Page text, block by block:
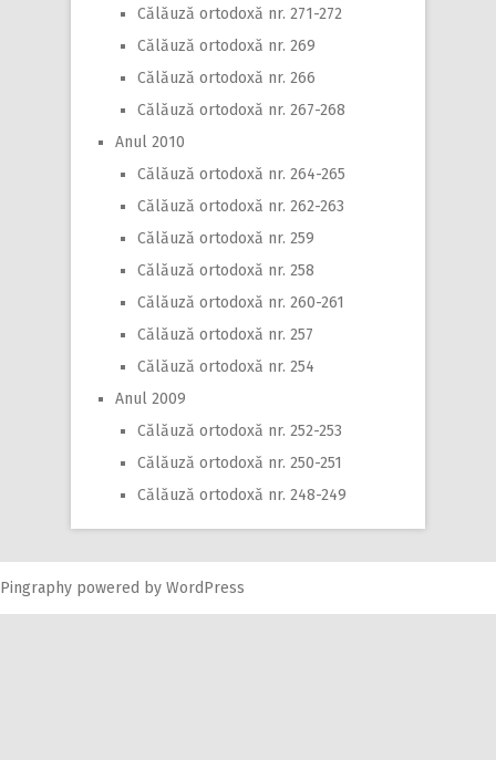
Călăuză ortodoxă nr. 271-272
Călăuză ortodoxă nr. 269
Călăuză ortodoxă nr. 266
Călăuză ortodoxă nr. 267-268
Anul 2010
Călăuză ortodoxă nr. 264-265
Călăuză ortodoxă nr. 262-263
Călăuză ortodoxă nr. 259
Călăuză ortodoxă nr. 258
Călăuză ortodoxă nr. 260-261
Călăuză ortodoxă nr. 257
Călăuză ortodoxă nr. 254
Anul 2009
Călăuză ortodoxă nr. 252-253
Călăuză ortodoxă nr. 250-251
Călăuză ortodoxă nr. 248-249
Pingraphy powered by WordPress